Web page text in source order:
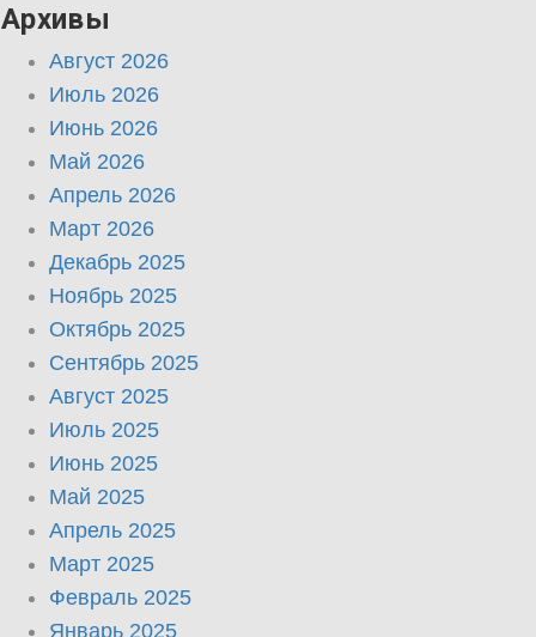
Архивы
Август 2026
Июль 2026
Июнь 2026
Май 2026
Апрель 2026
Март 2026
Декабрь 2025
Ноябрь 2025
Октябрь 2025
Сентябрь 2025
Август 2025
Июль 2025
Июнь 2025
Май 2025
Апрель 2025
Март 2025
Февраль 2025
Январь 2025